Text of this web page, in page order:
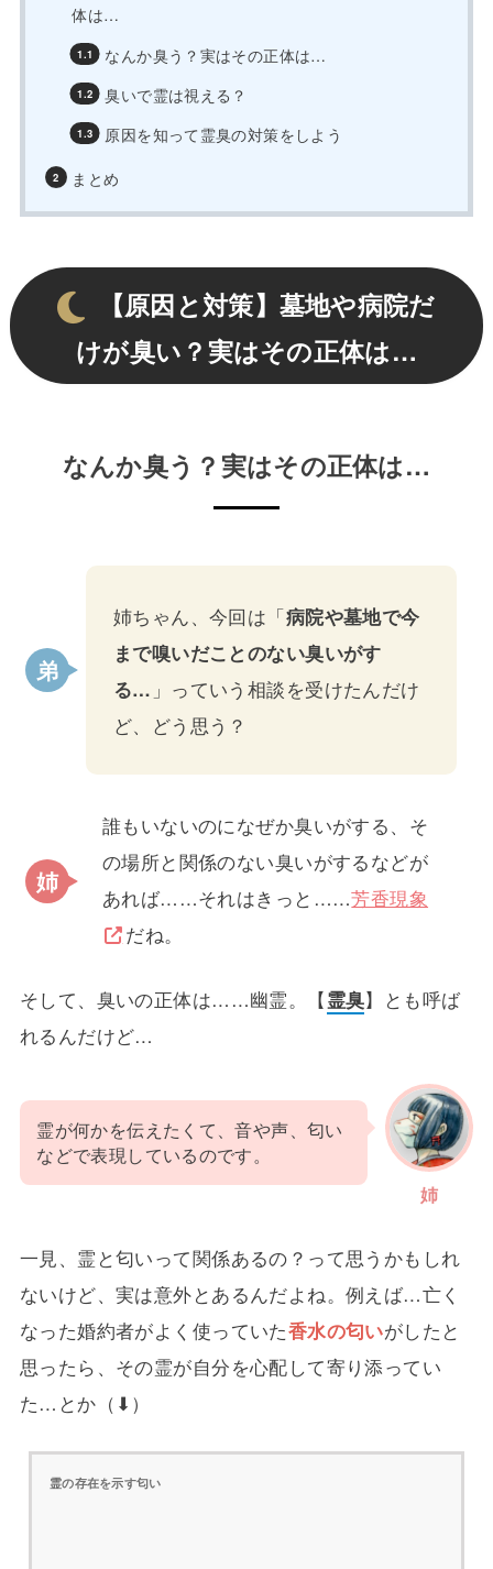
体は…
なんか臭う？実はその正体は…
臭いで霊は視える？
原因を知って霊臭の対策をしよう
まとめ
【原因と対策】墓地や病院だ
けが臭い？実はその正体は…
なんか臭う？実はその正体は…
姉ちゃん、今回は「病院や墓地で今
まで嗅いだことのない臭いがす
る… 」っていう相談を受けたんだけ
ど、どう思う？
誰もいないのになぜか臭いがする、そ
の場所と関係のない臭いがするなどが
あれば……それはきっと……芳香現象
だね。
そして、臭いの正体は……幽霊。【霊臭】とも呼ば
れるんだけど…
姉
霊が何かを伝えたくて、音や声、匂い
などで表現しているのです。
一見、霊と匂いって関係あるの？って思うかもしれ
ないけど、実は意外とあるんだよね。例えば…亡く
なった婚約者がよく使っていた香水の匂いがしたと
思ったら、その霊が自分を心配して寄り添ってい
た…とか（⬇）
霊の存在を示す匂い